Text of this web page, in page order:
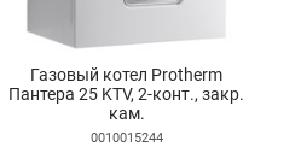
Газовый котел Protherm
Пантера 25 KTV, 2-конт., закр.
кам.
0010015244